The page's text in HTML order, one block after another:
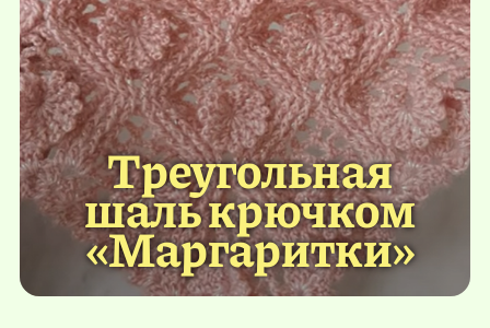
Треугольная
шаль крючком
«Маргаритки»